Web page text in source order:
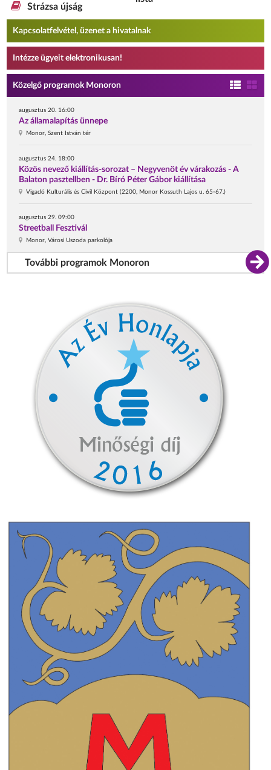
Strázsa újság
Kapcsolatfelvétel, üzenet a hivatalnak
Intézze ügyeit elektronikusan!
Közelgő programok Monoron
augusztus 20. 16:00
Az államalapítás ünnepe
Monor, Szent István tér
augusztus 24. 18:00
Közös nevező kiállítás-sorozat – Negyvenöt év várakozás - A
Balaton pasztellben - Dr. Bíró Péter Gábor kiállítása
Vigadó Kulturális és Civil Központ (2200, Monor Kossuth Lajos u. 65-67.)
augusztus 29. 09:00
Streetball Fesztivál
Monor, Városi Uszoda parkolója
További programok Monoron